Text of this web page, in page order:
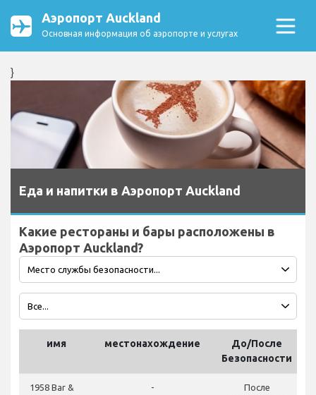
Аэропорт Auckland
Основная информация об аэропорте и услугах
}
Еда и напитки в Аэропорт Auckland
Какие рестораны и бары расположены в
Аэропорт Auckland?
имя местонахождение
До/После
Безопасности
1958 Bar &
-
После